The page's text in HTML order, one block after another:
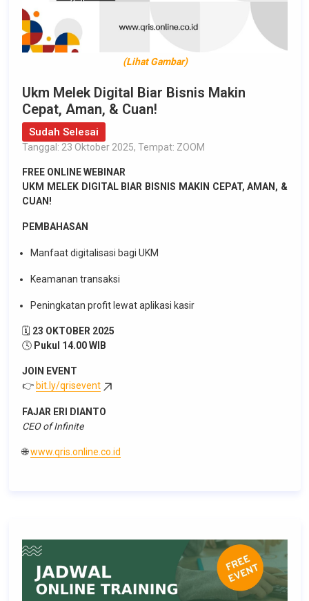
(Lihat Gambar)
Ukm Melek Digital Biar Bisnis Makin
Cepat, Aman, & Cuan!
Sudah Selesai
Tanggal: 23 Oktober 2025, Tempat: ZOOM
FREE ONLINE WEBINAR
UKM MELEK DIGITAL BIAR BISNIS MAKIN CEPAT, AMAN, &
CUAN!
PEMBAHASAN
Manfaat digitalisasi bagi UKM
Keamanan transaksi
Peningkatan profit lewat aplikasi kasir
🗓️ 23 OKTOBER 2025
🕓 Pukul 14.00 WIB
JOIN EVENT
👉 bit.ly/qrisevent
FAJAR ERI DIANTO
CEO of Infinite
🌐www.qris.online.co.id